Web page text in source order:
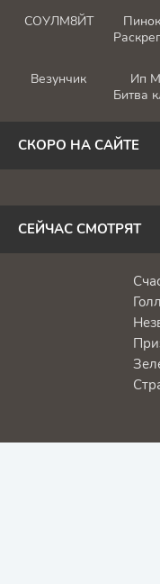
СОУЛМ8ЙТ
Везунчик
Ип
Битва
СКОРО НА САЙТЕ
СЕЙЧАС СМОТРЯТ